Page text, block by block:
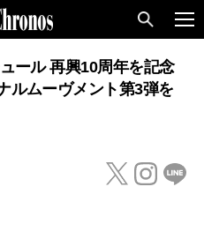
ール 再興10周年を記念
ルムーヴメント第3弾を